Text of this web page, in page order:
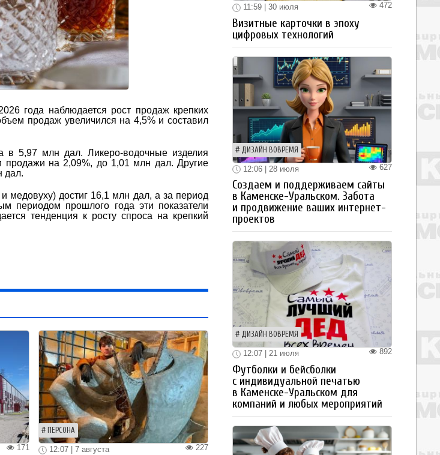
года наблюдается рост продаж крепких
продаж увеличился на 4,5% и составил
в 5,97 млн дал. Ликеро-водочные изделия
продажи на 2,09%, до 1,01 млн дал. Другие
дал.
медовуху) достиг 16,1 млн дал, а за период
прошлого года эти показатели
тенденция к росту спроса на крепкий
171
ПЕРСОНА
227
12:07 | 7 августа
472
11:59 | 30 июля
Визитные карточки в эпоху
цифровых технологий
ДИЗАЙН ВОВРЕМЯ
627
12:06 | 28 июля
Создаем и поддерживаем сайты
в Каменске-Уральском. Забота
и продвижение ваших интернет-
проектов
ДИЗАЙН ВОВРЕМЯ
892
12:07 | 21 июля
Футболки и бейсболки
с индивидуальной печатью
в Каменске-Уральском для
компаний и любых мероприятий